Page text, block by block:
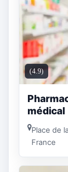
(4.9)
médical
Place de
France